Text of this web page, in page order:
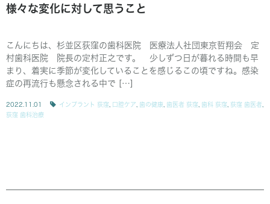
様々な変化に対して思うこと
こんにちは、杉並区荻窪の歯科医院 医療法人社団東京哲翔会 定
村歯科医院 院長の定村正之です。 少しずつ日が暮れる時間も早
まり、着実に季節が変化していることを感じるこの頃ですね。感染
症の再流行も懸念される中で […]
2022.11.01 インプラント 荻窪 口腔ケア 歯の健康 歯医者 荻窪 歯科 荻窪 荻窪 歯医者
荻窪 歯科治療